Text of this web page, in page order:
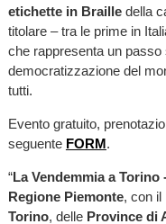
etichette in Brailledella
titolare – tra le prime in
che rappresenta un
democratizzazione del
tutti.
Evento gratuito,
seguente FORM.
“La Vendemmia a Torino
Regione Piemonte, con il
Torino, delle Province di